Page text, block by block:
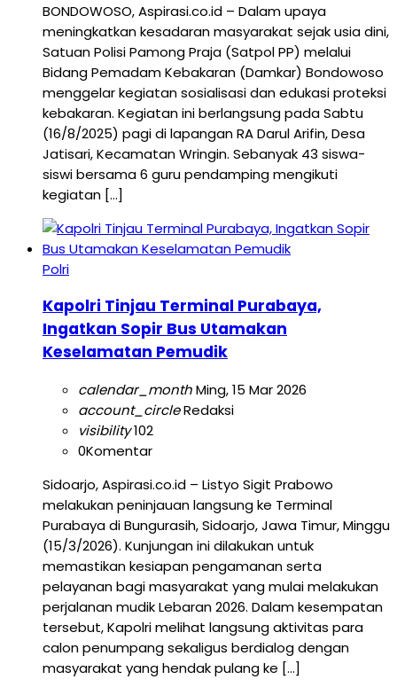
BONDOWOSO, Aspirasi.co.id – Dalam upaya
meningkatkan kesadaran masyarakat sejak usia dini,
Satuan Polisi Pamong Praja (Satpol PP) melalui
Bidang Pemadam Kebakaran (Damkar) Bondowoso
menggelar kegiatan sosialisasi dan edukasi proteksi
kebakaran. Kegiatan ini berlangsung pada Sabtu
(16/8/2025) pagi di lapangan RA Darul Arifin, Desa
Jatisari, Kecamatan Wringin. Sebanyak 43 siswa-
siswi bersama 6 guru pendamping mengikuti
kegiatan […]
Polri
Kapolri Tinjau Terminal Purabaya,
Ingatkan Sopir Bus Utamakan
Keselamatan Pemudik
calendar_monthMing, 15 Mar 2026
account_circleRedaksi
visibility102
0Komentar
Sidoarjo, Aspirasi.co.id – Listyo Sigit Prabowo
melakukan peninjauan langsung ke Terminal
Purabaya di Bungurasih, Sidoarjo, Jawa Timur, Minggu
(15/3/2026). Kunjungan ini dilakukan untuk
memastikan kesiapan pengamanan serta
pelayanan bagi masyarakat yang mulai melakukan
perjalanan mudik Lebaran 2026. Dalam kesempatan
tersebut, Kapolri melihat langsung aktivitas para
calon penumpang sekaligus berdialog dengan
masyarakat yang hendak pulang ke […]